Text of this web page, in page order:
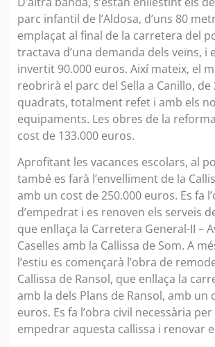
parc infantil de l’Aldosa, d’uns 80
emplaçat al final de la carretera del
tractava d’una demanda dels veïns, i
invertit 90.000 euros. Així mateix, el
reobrirà el parc del Sella a Canillo, de
quadrats, totalment refet i amb els
equipaments. Les obres de la
cost de 133.000 euros.
Aprofitant les vacances escolars, al
també es farà l’envelliment de la
amb un cost de 250.000 euros. Es fa
d’empedrat i es renoven els serveis
que enllaça la Carretera General-II –
Caselles amb la Callissa de Som. A
l’estiu es començarà l’obra de
Callissa de Ransol, que enllaça la
amb la dels Plans de Ransol, amb un
euros. Es fa l’obra civil necessària
empedrar aquesta callissa i renovar